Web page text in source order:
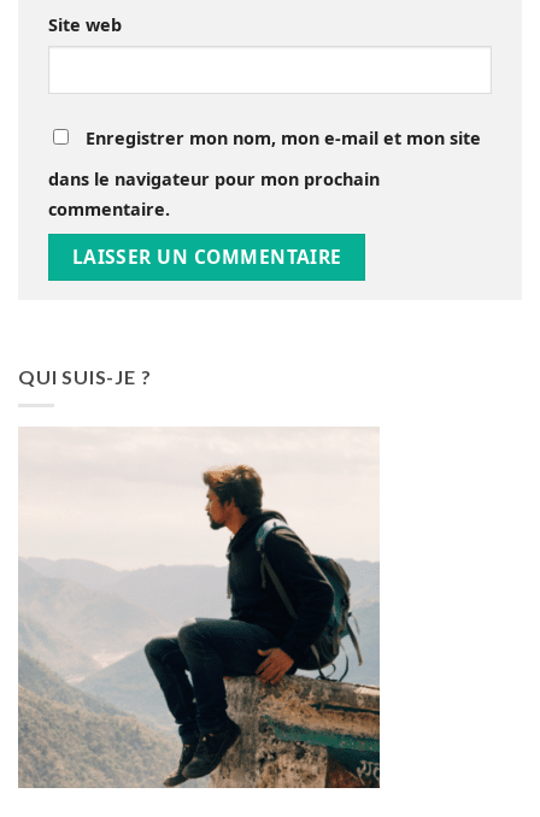
Site web
Enregistrer mon nom, mon e-mail et mon site
dans le navigateur pour mon prochain
commentaire.
QUI SUIS-JE ?